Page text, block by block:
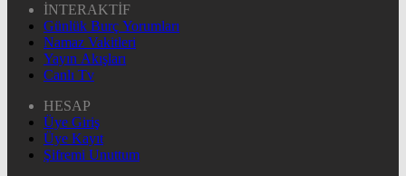
İNTERAKTİF
Günlük Burç Yorumları
Namaz Vakitleri
Yayın Akışları
Canlı Tv
HESAP
Üye Giriş
Üye Kayıt
Şifremi Unuttum